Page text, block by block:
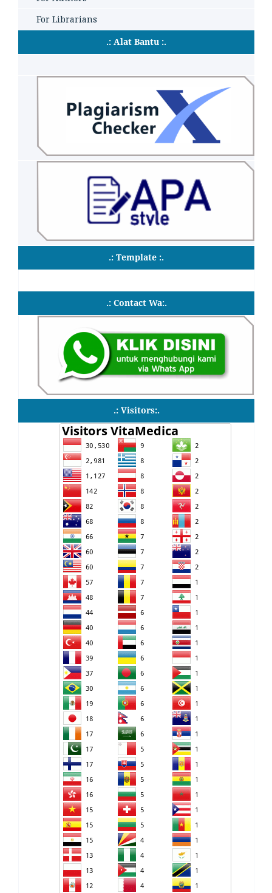
For Librarians
.: Alat Bantu :.
.: Template :.
.: Contact Wa:.
.: Visitors:.